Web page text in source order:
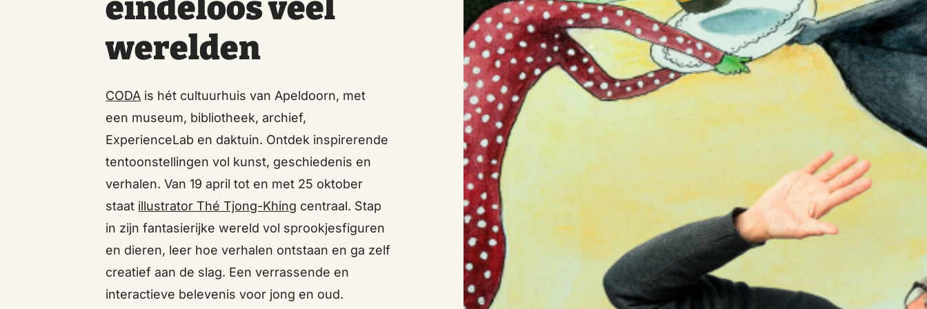
eindeloos veel
werelden
CODA is hét cultuurhuis van Apeldoorn, met
een museum, bibliotheek, archief,
ExperienceLab en daktuin. Ontdek inspirerende
tentoonstellingen vol kunst, geschiedenis en
verhalen. Van 19 april tot en met 25 oktober
staat illustrator Thé Tjong-Khing centraal. Stap
in zijn fantasierijke wereld vol sprookjesfiguren
en dieren, leer hoe verhalen ontstaan en ga zelf
creatief aan de slag. Een verrassende en
interactieve belevenis voor jong en oud.